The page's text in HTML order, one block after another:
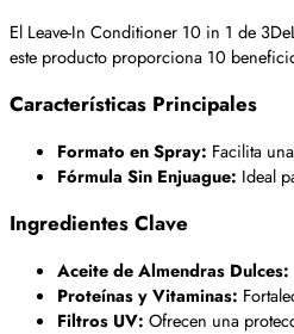
El Leave-In Conditioner 10 in 1 de
este producto proporciona 10
Características Principales
Formato en Spray: Facilita
Fórmula Sin Enjuague: Ideal
Ingredientes Clave
Aceite de Almendras Dulces:
Proteínas y Vitaminas:
Filtros UV: Ofrecen una